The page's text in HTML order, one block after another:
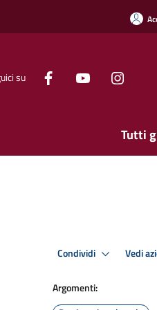
su
Tutti
Condividi Vedi
Argomenti: